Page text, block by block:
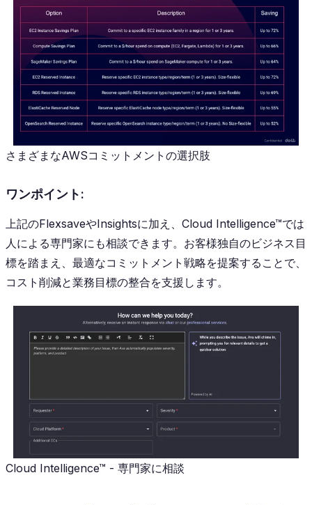
さまざまなAWSコミットメントの選択肢
ワンポイント:
上記のFlexsaveやInsightsに加え、Cloud Intelligence™では
人による専門家にも相談できます。お客様独自のビジネス目
標を踏まえ、最適なコミットメント戦略を提案することで、
コスト削減と業務目標の整合を支援します。
Cloud Intelligence™ - 専門家に相談